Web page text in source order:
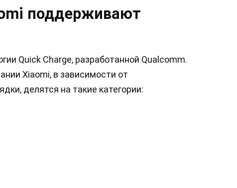
поддерживают
Quick Charge, разработанной Qualcomm.
Xiaomi, в зависимости от
делятся на такие категории: